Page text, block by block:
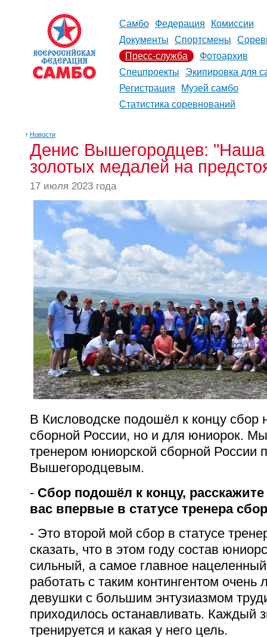
Самбо Федерация
Комиссии
Документы
Спортсмены
Пресс-служба
Фотоархив
Спецпроекты
Экипировка для
Регистрация
Музей самбо
Статистика соревнований
↑ Новости
Денис Вышегородцев: "Наша
золотых медалей на
17 июля 2023 года
В Кисловодске подошёл к концу сбор
сборной России, но и для юниорок.
тренером юниорской сборной России
Вышегородцевым.
- Сбор подошёл к концу,
вас впервые в статусе тренера
- Это второй мой сбор в статусе
сказать, что в этом году состав
сильный, а самое главное нацеленный
работать с таким контингентом очень
девушки с большим энтузиазмом
приходилось останавливать. Каждый
тренируется и какая у него цель.